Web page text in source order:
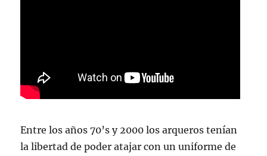
Entre los años 70’s y 2000 los arqueros tenían
la libertad de poder atajar con un uniforme de